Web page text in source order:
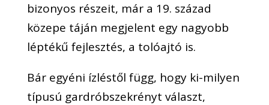
bizonyos részeit, már a 19. század
közepe táján megjelent egy nagyobb
léptékű fejlesztés, a tolóajtó is.
Bár egyéni ízléstől függ, hogy ki-milyen
típusú gardróbszekrényt választ,